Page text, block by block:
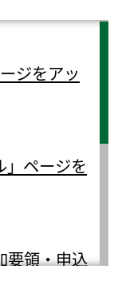
ジをアッ
」ページを
要領・申込